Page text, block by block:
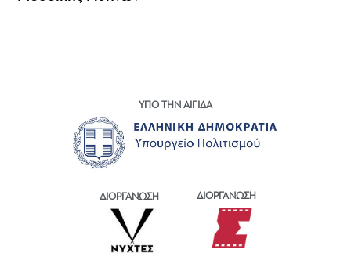
ΥΠΟ ΤΗΝ ΑΙΓΙΔΑ
ΔΙΟΡΓΑΝΩΣΗ ΔΙΟΡΓΑΝΩΣΗ